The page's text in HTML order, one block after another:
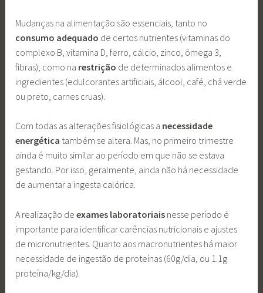
Mudanças na alimentação são essenciais, tanto no
consumo adequado de certos nutrientes (vitaminas do
complexo B, vitamina D, ferro, cálcio, zinco, ômega 3,
fibras); como na restrição de determinados alimentos e
ingredientes (edulcorantes artificiais, álcool, café, chá verde
ou preto, carnes cruas).
Com todas as alterações fisiológicas a necessidade
energética também se altera. Mas, no primeiro trimestre
ainda é muito similar ao período em que não se estava
gestando. Por isso, geralmente, ainda não há necessidade
de aumentar a ingesta calórica.
A realização deexames laboratoriais nesse período é
importante para identificar carências nutricionais e ajustes
de micronutrientes. Quanto aos macronutrientes há maior
necessidade de ingestão de proteínas (60g/dia, ou 1.1g
proteína/kg/dia).